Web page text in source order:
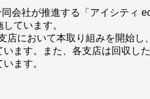
会社が推進する「アイシティ
ています。
店において本取り組みを開始
ます。また、各支店は回収し
ます。